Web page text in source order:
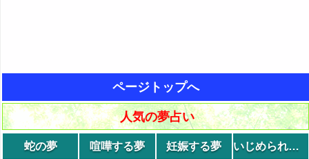
ページトップへ
人気の夢占い
蛇の夢 喧嘩する夢 妊娠する夢 いじめられる夢